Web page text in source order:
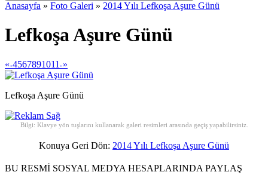
Anasayfa » Foto Galeri » 2014 Yılı Lefkoşa Aşure Günü
Lefkoşa Aşure Günü
«<4567891011 > »
Lefkoşa Aşure Günü
Bilgi: Klavye yön tuşlarını kullanarak galeri resimleri arasında geçiş yapabilirsiniz.
Konuya Geri Dön: 2014 Yılı Lefkoşa Aşure Günü
BU RESMİ SOSYAL MEDYA HESAPLARINDA PAYLAŞ